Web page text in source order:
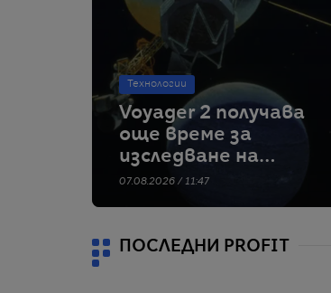
Технологии
Voyager 2 получава
още време за
изследване на
междузвездното
07.08.2026 / 11:47
ПОСЛЕДНИ PROFIT